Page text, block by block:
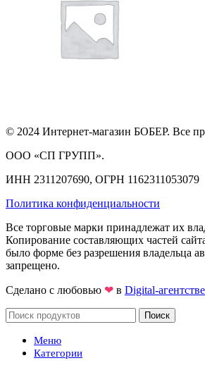
© 2024 Интернет-магазин БОБЕР. Все
ООО «СП ГРУПП».
ИНН 2311207690, ОГРН 1162311053079
Политика конфиденциальности
Все торговые марки принадлежат их
Копирование составляющих частей
было форме без разрешения владельца
запрещено.
Сделано с любовью ❤ в Digital-
Поиск
Меню
Категории